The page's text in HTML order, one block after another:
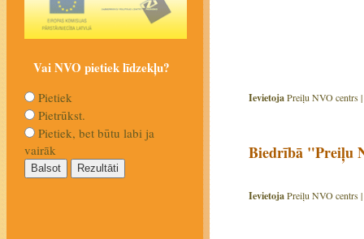
IevietojaPreiļu NVO centrs |
Biedrībā "Preiļu
IevietojaPreiļu NVO centrs |
Vai NVO pietiek līdzekļu?
Pietiek
Pietrūkst.
Pietiek, bet būtu labi ja
vairāk